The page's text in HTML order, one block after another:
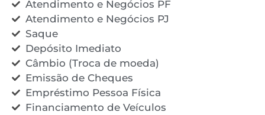
Atendimento e Negócios PF
Atendimento e Negócios PJ
Saque
Depósito Imediato
Câmbio (Troca de moeda)
Emissão de Cheques
Empréstimo Pessoa Física
Financiamento de Veículos